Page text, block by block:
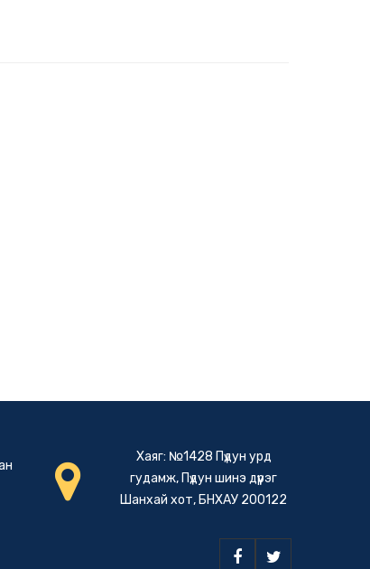
Хаяг: №1428 Пүдун урд
гудамж, Пүдун шинэ дүүрэг
Шанхай хот, БНХАУ 200122